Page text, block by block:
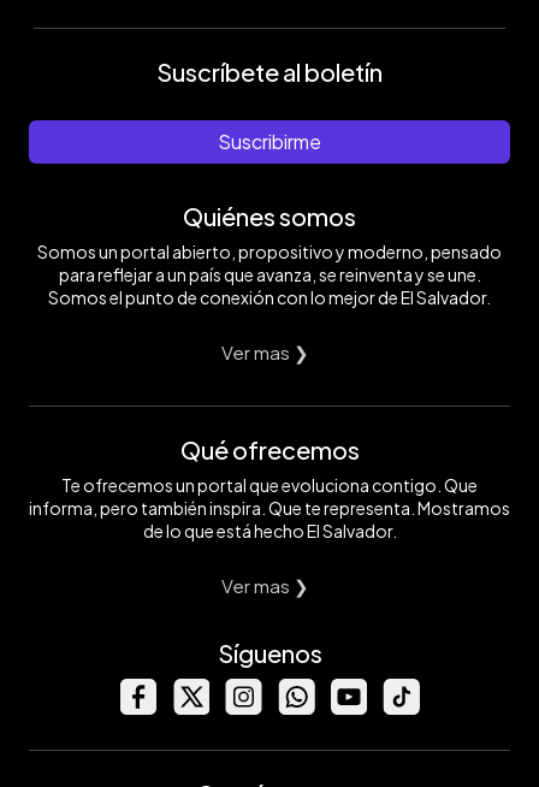
Suscríbete al boletín
Suscribirme
Quiénes somos
Somos un portal abierto, propositivo y moderno, pensado
para reflejar a un país que avanza, se reinventa y se une.
Somos el punto de conexión con lo mejor de El Salvador.
Ver mas ❯
Qué ofrecemos
Te ofrecemos un portal que evoluciona contigo. Que
informa, pero también inspira. Que te representa. Mostramos
de lo que está hecho El Salvador.
Ver mas ❯
Síguenos